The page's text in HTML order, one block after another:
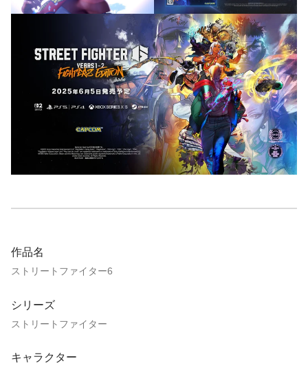
作品名
ストリートファイター6
シリーズ
ストリートファイター
キャラクター